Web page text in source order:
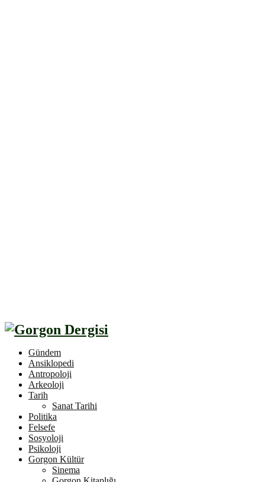
Gündem
Ansiklopedi
Antropoloji
Arkeoloji
Tarih
Sanat Tarihi
Politika
Felsefe
Sosyoloji
Psikoloji
Gorgon Kültür
Sinema